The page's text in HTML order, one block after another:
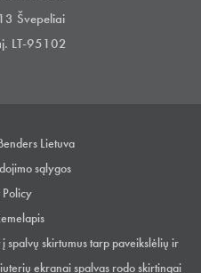
Švepeliai
LT-95102
Lietuva
sąlygos
spalvų skirtumus tarp paveikslėlių ir
ekranai spalvas rodo skirtingai